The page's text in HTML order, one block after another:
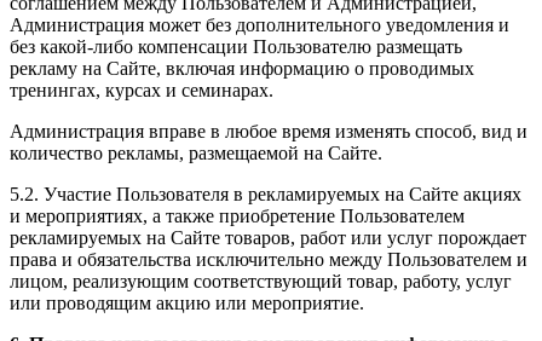
Администрация может без дополнительного уведомления и
без какой-либо компенсации Пользователю размещать
рекламу на Сайте, включая информацию о проводимых
тренингах, курсах и семинарах.
Администрация вправе в любое время изменять способ, вид и
количество рекламы, размещаемой на Сайте.
5.2. Участие Пользователя в рекламируемых на Сайте акциях
и мероприятиях, а также приобретение Пользователем
рекламируемых на Сайте товаров, работ или услуг порождает
права и обязательства исключительно между Пользователем и
лицом, реализующим соответствующий товар, работу, услуг
или проводящим акцию или мероприятие.